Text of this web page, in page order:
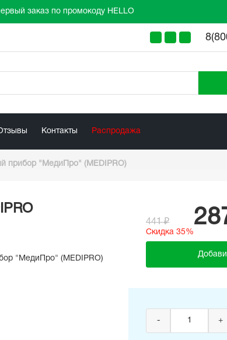
заказ по промокоду HELLO
Контакты Распродажа
прибор "МедиПро" (MEDIPRO)
"МедиПро" (MEDIPRO)
441 ₽
Скидка 35%
- +